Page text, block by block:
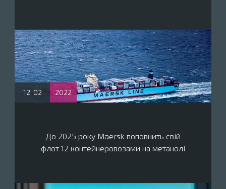
12. 02 2022
До 2025 року Maersk поповнить свій
флот 12 контейнеровозами на метанолі